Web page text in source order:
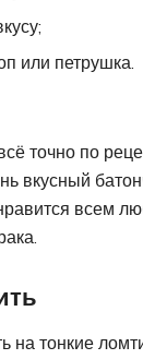
или петрушка.
точно по
вкусный
всем
на тонкие